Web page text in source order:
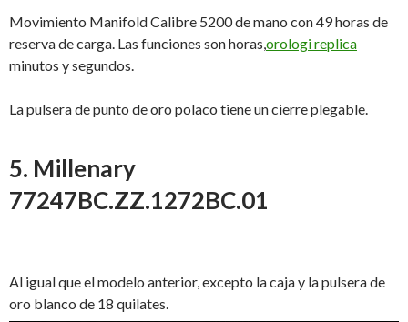
Movimiento Manifold Calibre 5200 de mano con 49 horas de
reserva de carga. Las funciones son horas,orologi replica
minutos y segundos.
La pulsera de punto de oro polaco tiene un cierre plegable.
5. Millenary
77247BC.ZZ.1272BC.01
Al igual que el modelo anterior, excepto la caja y la pulsera de
oro blanco de 18 quilates.